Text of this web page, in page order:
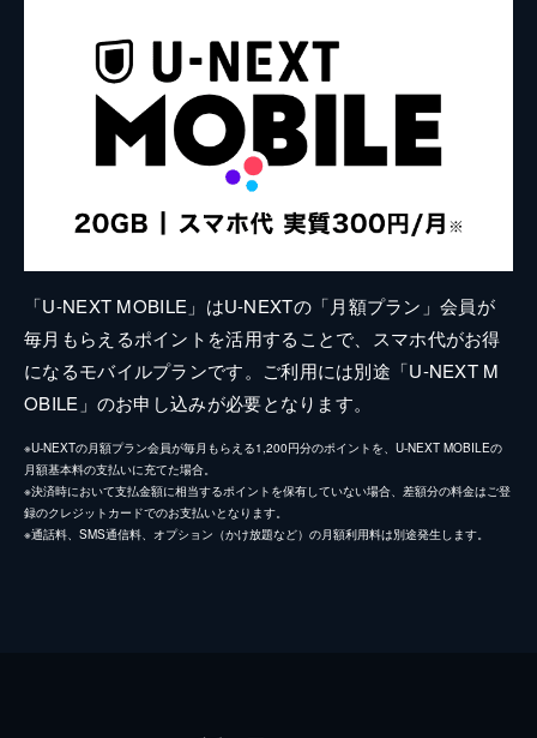
「U-NEXT MOBILE」はU-NEXTの「月額プラン」会員が
毎月もらえるポイントを活用することで、スマホ代がお得
になるモバイルプランです。ご利用には別途「U-NEXT M
OBILE」のお申し込みが必要となります。
※U-NEXTの月額プラン会員が毎月もらえる1,200円分のポイントを、U-NEXT MOBILEの
月額基本料の支払いに充てた場合。
※決済時において支払金額に相当するポイントを保有していない場合、差額分の料金はご登
録のクレジットカードでのお支払いとなります。
※通話料、SMS通信料、オプション（かけ放題など）の月額利用料は別途発生します。